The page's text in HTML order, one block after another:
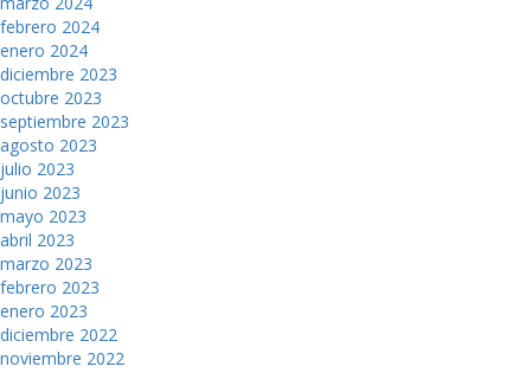
febrero 2024
enero 2024
diciembre 2023
octubre 2023
septiembre 2023
agosto 2023
julio 2023
junio 2023
mayo 2023
abril 2023
marzo 2023
febrero 2023
enero 2023
diciembre 2022
noviembre 2022